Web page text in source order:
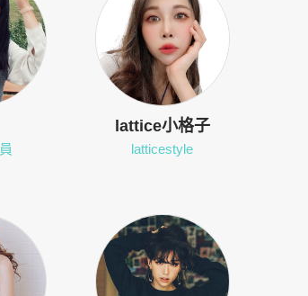
lattice小格子
latticestyle